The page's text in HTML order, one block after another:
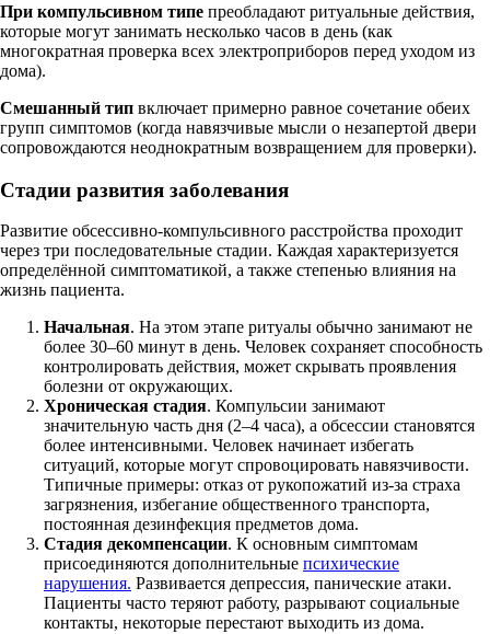
При компульсивном типе преобладают ритуальные действия,
которые могут занимать несколько часов в день (как
многократная проверка всех электроприборов перед уходом из
дома).
Смешанный тип включает примерно равное сочетание обеих
групп симптомов (когда навязчивые мысли о незапертой двери
сопровождаются неоднократным возвращением для проверки).
Стадии развития заболевания
Развитие обсессивно-компульсивного расстройства проходит
через три последовательные стадии. Каждая характеризуется
определённой симптоматикой, а также степенью влияния на
жизнь пациента.
Начальная. На этом этапе ритуалы обычно занимают не
более 30–60 минут в день. Человек сохраняет способность
контролировать действия, может скрывать проявления
болезни от окружающих.
Хроническая стадия. Компульсии занимают
значительную часть дня (2–4 часа), а обсессии становятся
более интенсивными. Человек начинает избегать
ситуаций, которые могут спровоцировать навязчивости.
Типичные примеры: отказ от рукопожатий из-за страха
загрязнения, избегание общественного транспорта,
постоянная дезинфекция предметов дома.
Стадия декомпенсации. К основным симптомам
присоединяются дополнительные психические
нарушения. Развивается депрессия, панические атаки.
Пациенты часто теряют работу, разрывают социальные
контакты, некоторые перестают выходить из дома.